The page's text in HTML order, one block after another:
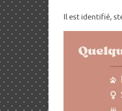
Il est identifié,